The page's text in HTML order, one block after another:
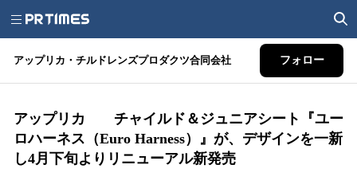
アップリカ・チルドレンズプロダクツ合同会社 フォロー
アップリカ チャイルド＆ジュニアシート『ユー
ロハーネス（Euro Harness）』が、デザインを一新
し4月下旬よりリニューアル新発売